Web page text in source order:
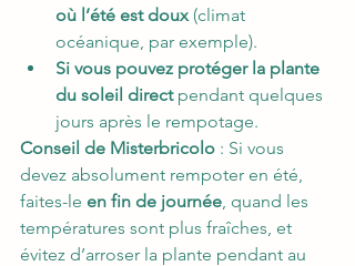
où l’été est doux (climat
océanique, par exemple).
Si vous pouvez protéger la plante
du soleil direct pendant quelques
jours après le rempotage.
Conseil de Misterbricolo : Si vous
devez absolument rempoter en été,
faites-le en fin de journée , quand les
températures sont plus fraîches, et
évitez d’arroser la plante pendant au